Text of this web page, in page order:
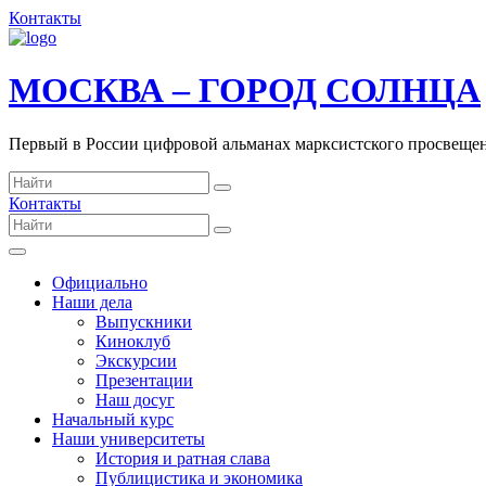
Контакты
МОСКВА – ГОРОД СОЛНЦА
Первый в России цифровой альманах марксистского
Контакты
Официально
Наши дела
Выпускники
Киноклуб
Экскурсии
Презентации
Наш досуг
Начальный курс
Наши университеты
История и ратная слава
Публицистика и экономика